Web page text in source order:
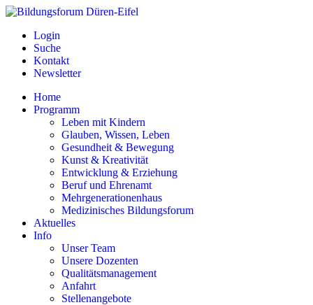
Login
Suche
Kontakt
Newsletter
Home
Programm
Leben mit Kindern
Glauben, Wissen, Leben
Gesundheit & Bewegung
Kunst & Kreativität
Entwicklung & Erziehung
Beruf und Ehrenamt
Mehrgenerationenhaus
Medizinisches Bildungsforum
Aktuelles
Info
Unser Team
Unsere Dozenten
Qualitätsmanagement
Anfahrt
Stellenangebote